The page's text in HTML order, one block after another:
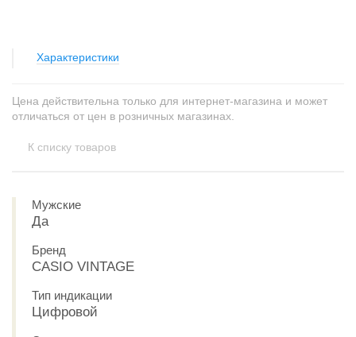
Характеристики
Цена действительна только для интернет-магазина и может
отличаться от цен в розничных магазинах.
К списку товаров
Мужские
Да
Бренд
CASIO VINTAGE
Тип индикации
Цифровой